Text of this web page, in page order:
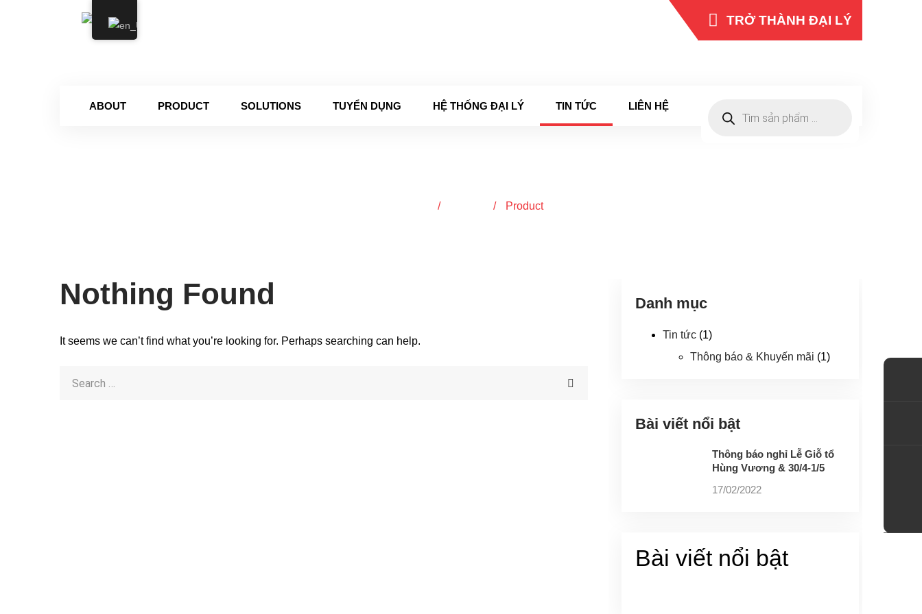
TRỞ THÀNH ĐẠI LÝ
ABOUT PRODUCT SOLUTIONS TUYỂN DỤNG HỆ THỐNG ĐẠI LÝ TIN TỨC LIÊN HỆ
search
/ / Product
Nothing Found
It seems we can’t find what you’re looking for. Perhaps searching can help.
Danh mục
Tin tức (1)
Thông báo & Khuyến mãi (1)
Bài viết nổi bật
Thông báo nghỉ Lễ Giỗ tổ
Hùng Vương & 30/4-1/5
17/02/2022
Bài viết nổi bật